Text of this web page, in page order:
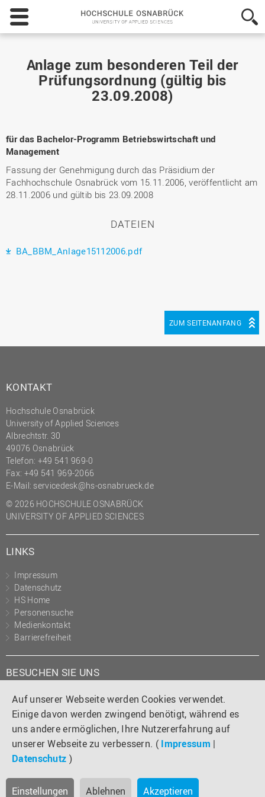
Auf unserer Webseite werden Cookies verwendet.
Einige davon werden zwingend benötigt, während es
uns andere ermöglichen, Ihre Nutzererfahrung auf
unserer Webseite zu verbessern. ( Impressum |
Datenschutz )
Einstellungen Ablehnen Akzeptieren
Hochschule
Osnabrück
-
of
Applied
Sciences
Anlage zum besonderen Teil der
Prüfungsordnung (gültig bis
23.09.2008)
für das Bachelor-Programm Betriebswirtschaft und
Management
Fassung der Genehmigung durch das Präsidium der
Fachhochschule Osnabrück vom 15.11.2006, veröffentlicht am
28.11.2006 und gültib bis 23.09.2008
DATEIEN
BA_BBM_Anlage15112006.pdf
ZUM SEITENANFANG
KONTAKT
Hochschule Osnabrück
University of Applied Sciences
Albrechtstr. 30
49076 Osnabrück
Telefon: +49 541 969-0
Fax: +49 541 969-2066
E-Mail: servicedesk@hs-osnabrueck.de
© 2026 HOCHSCHULE OSNABRÜCK
UNIVERSITY OF APPLIED SCIENCES
LINKS
Impressum
Datenschutz
HS Home
Personensuche
Medienkontakt
Barrierefreiheit
BESUCHEN SIE UNS
Instagram
TiktokLinkedIn
YouTube
Facebook